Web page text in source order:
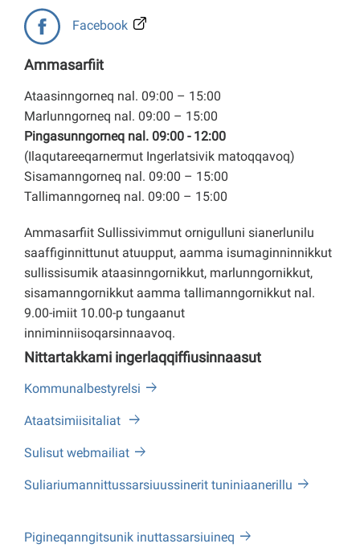
Facebook
Ammasarfiit
Ataasinngorneq nal. 09:00 – 15:00
Marlunngorneq nal. 09:00 – 15:00
Pingasunngorneq nal. 09:00 - 12:00
(Ilaqutareeqarnermut Ingerlatsivik matoqqavoq)
Sisamanngorneq nal. 09:00 – 15:00
Tallimanngorneq nal. 09:00 – 15:00
Ammasarfiit Sullissivimmut ornigulluni sianerlunilu
saaffiginnittunut atuupput, aamma isumaginninnikkut
sullissisumik ataasinngornikkut, marlunngornikkut,
sisamanngornikkut aamma tallimanngornikkut nal.
9.00-imiit 10.00-p tungaanut
inniminniisoqarsinnaavoq.
Nittartakkami ingerlaqqiffiusinnaasut
Kommunalbestyrelsi
Ataatsimiisitaliat
Sulisut webmailiat
Suliariumannittussarsiuussinerit tuniniaanerillu
Pigineqanngitsunik inuttassarsiuineq